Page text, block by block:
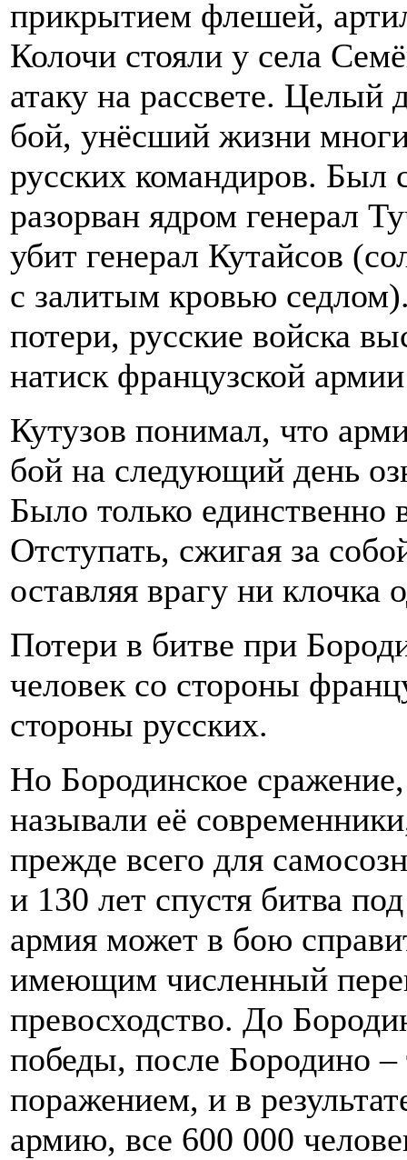
прикрытием флешей,
Колочи стояли у села
атаку на рассвете. Целый
бой, унёсший жизни
русских командиров. Был
разорван ядром генерал
убит генерал Кутайсов
с залитым кровью
потери, русские войска
натиск французской
Кутузов понимал, что
бой на следующий день
Было только единственно
Отступать, сжигая за
оставляя врагу ни
Потери в битве при
человек со стороны
стороны русских.
Но Бородинское
называли её
прежде всего для
и 130 лет спустя битва
армия может в бою
имеющим численный
превосходство. До
победы, после Бородино –
поражением, и в
армию, все 600 000